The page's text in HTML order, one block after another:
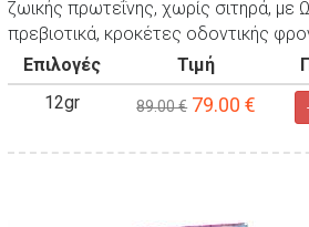
ζωικής πρωτεΐνης, χωρίς σιτηρά, με
πρεβιοτικά, κροκέτες οδοντικής
Επιλογές
Τιμή
12gr
89.00 € 79.00€ -